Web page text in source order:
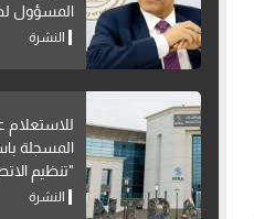
المسؤول
التواصل
النشرة
للاستعلام
المسجلة
"تنظيم
إتاحة خدمة
النشرة